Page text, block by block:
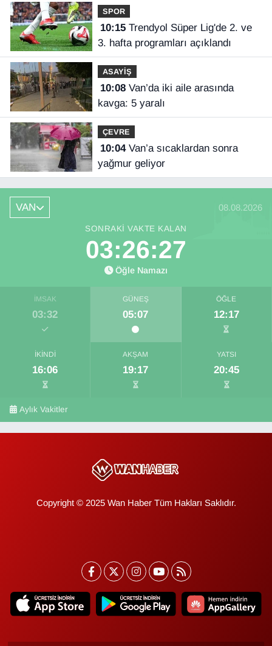
SPOR
10:15Trendyol Süper Lig'de 2. ve
3. hafta programları açıklandı
ASAYİŞ
10:08Van’da iki aile arasında
kavga: 5 yaralı
ÇEVRE
10:04Van’a sıcaklardan sonra
yağmur geliyor
VAN 08.08.2026
SONRAKI VAKTE KALAN
03:26:27
Öğle Namazı
İMSAK
03:32
GÜNEŞ
05:07
ÖĞLE
12:17
İKINDI
16:06
AKŞAM
19:17
YATSI
20:45
Aylık Vakitler
Copyright © 2025 Wan Haber Tüm Hakları Saklıdır.